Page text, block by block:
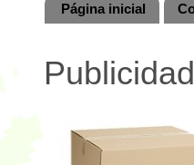
Página inicial